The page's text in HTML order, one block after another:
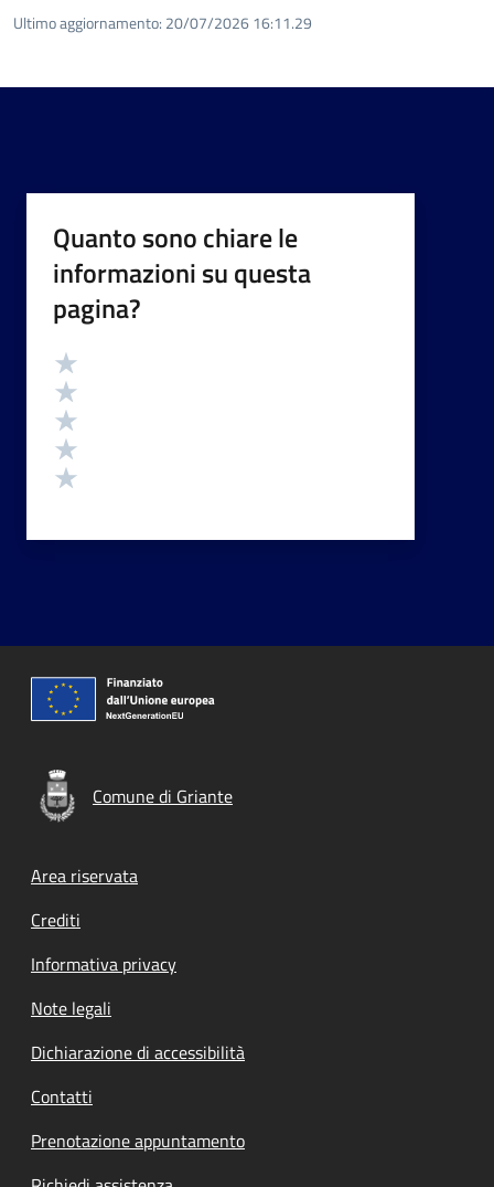
Ultimo aggiornamento: 20/07/2026 16:11.29
Quanto sono chiare le
informazioni su questa
pagina?
Valutazione
Comune di Griante
Footer menu
Area riservata
Crediti
Informativa privacy
Note legali
Dichiarazione di accessibilità
Contatti
Prenotazione appuntamento